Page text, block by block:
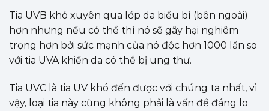
Tia UVB khó xuyên qua lớp da biểu bì (bên ngoài)
hơn nhưng nếu có thể thì nó sẽ gây hại nghiêm
trọng hơn bởi sức mạnh của nó độc hơn 1000 lần so
với tia UVA khiến da có thể bị ung thư.
Tia UVC là tia UV khó đến được với chúng ta nhất, vì
vậy, loại tia này cũng không phải là vấn đề đáng lo